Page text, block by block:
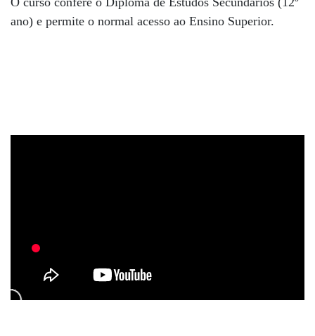
ano) e permite o normal acesso ao Ensino Superior.